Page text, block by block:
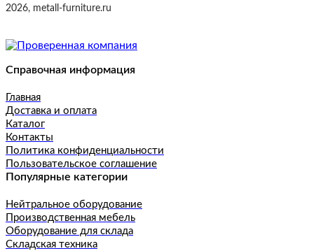
2026, metall-furniture.ru
Справочная информация
Главная
Доставка и оплата
Каталог
Контакты
Политика конфиденциальности
Пользовательское соглашение
Популярные категории
Нейтральное оборудование
Производственная мебель
Оборудование для склада
Складская техника